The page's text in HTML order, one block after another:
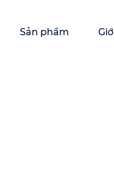
Sản phẩm